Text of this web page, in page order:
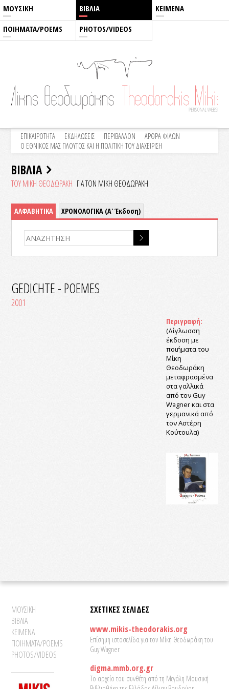
ΜΟΥΣΙΚΗ ΒΙΒΛΙΑ ΚΕΙΜΕΝΑ
ΠΟΙΗΜΑΤΑ/POEMS PHOTOS/VIDEOS
ΕΠΙΚΑΙΡΟΤΗΤΑ ΕΚΔΗΛΩΣΕΙΣ ΠΕΡΙΒΑΛΛΟΝ
ΑΡΘΡΑ ΦΙΛΩΝ
Ο ΕΘΝΙΚΟΣ ΜΑΣ ΠΛΟΥΤΟΣ ΚΑΙ Η ΠΟΛΙΤΙΚΗ ΤΟΥ ΔΙΑΧΕΙΡΙΣΗ
ΒΙΒΛΙΑ
ΤΟΥ ΜΙΚΗ ΘΕΟΔΩΡΑΚΗ ΓΙΑ ΤΟΝ ΜΙΚΗ ΘΕΟΔΩΡΑΚΗ
ΑΛΦΑΒΗΤΙΚΑ ΧΡΟΝΟΛΟΓΙΚΑ (Α' Έκδοση)
GEDICHTE - POEMES
2001
Περιγραφή:
(Δίγλωσση
έκδοση με
ποιήματα του
Μίκη
Θεοδωράκη
μεταφρασμένα
στα γαλλικά
από τον Guy
Wagner και στα
γερμανικά από
τον Αστέρη
Κούτουλα)
ΜΟΥΣΙΚΗ
ΒΙΒΛΙΑ
ΚΕΙΜΕΝΑ
ΠΟΙΗΜΑΤΑ/POEMS
PHOTOS/VIDEOS
ΣΧΕΤΙΚΕΣ ΣΕΛΙΔΕΣ
www.mikis-theodorakis.org
Επίσημη ιστοσελίδα για τον Μίκη Θεοδωράκη του
Guy Wagner
digma.mmb.org.gr
Το αρχείο του συνθέτη από τη Μεγάλη Μουσική